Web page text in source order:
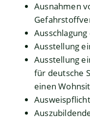
Ausnahmen
Ausstellung
Ausstellung
für deutsche
einen